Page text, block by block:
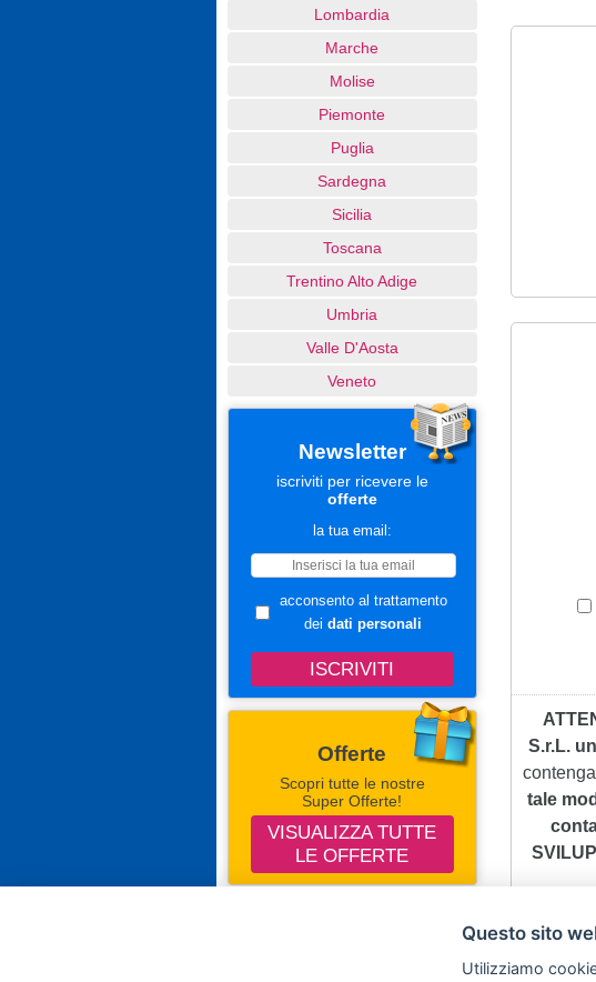
Lombardia
Marche
Molise
Piemonte
Puglia
Sardegna
Sicilia
Toscana
Trentino Alto Adige
Umbria
Valle D'Aosta
Veneto
Newsletter
iscriviti per ricevere le
offerte
la tua email:
acconsento al trattamento
dei dati personali
Offerte
Scopri tutte le nostre
Super Offerte!
VISUALIZZA TUTTE
LE OFFERTE
S.r.L.
tale
Questo sito
Utilizziamo